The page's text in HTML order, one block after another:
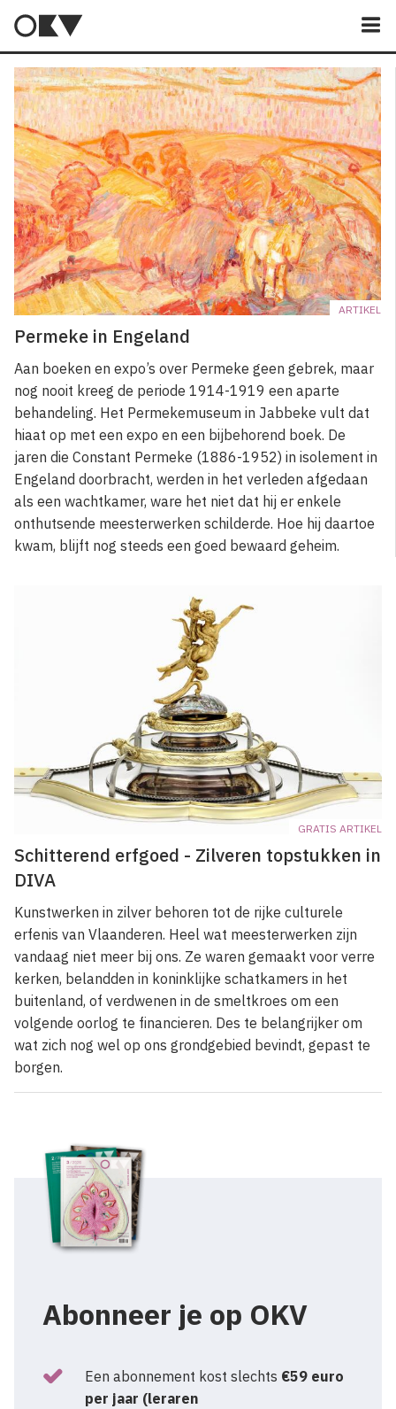
ARTIKEL
Permeke in Engeland
Aan boeken en expo’s over Permeke geen gebrek, maar
nog nooit kreeg de periode 1914-1919 een aparte
behandeling. Het Permekemuseum in Jabbeke vult dat
hiaat op met een expo en een bijbehorend boek. De
jaren die Constant Permeke (1886-1952) in isolement in
Engeland doorbracht, werden in het verleden afgedaan
als een wachtkamer, ware het niet dat hij er enkele
onthutsende meesterwerken schilderde. Hoe hij daartoe
kwam, blijft nog steeds een goed bewaard geheim.
GRATIS ARTIKEL
Schitterend erfgoed - Zilveren topstukken in
DIVA
Kunstwerken in zilver behoren tot de rijke culturele
erfenis van Vlaanderen. Heel wat meesterwerken zijn
vandaag niet meer bij ons. Ze waren gemaakt voor verre
kerken, belandden in koninklijke schatkamers in het
buitenland, of verdwenen in de smeltkroes om een
volgende oorlog te financieren. Des te belangrijker om
wat zich nog wel op ons grondgebied bevindt, gepast te
borgen.
Abonneer je op OKV
Een abonnement kost slechts €59 euro
per jaar (leraren